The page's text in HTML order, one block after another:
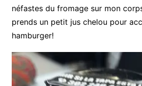
néfastes du fromage sur mon
prends un petit jus chelou pour
hamburger!